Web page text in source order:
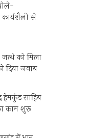
कार्यशैली से
को मिला
दिया जवाब
हेमकुंड साहिब
काम शुरू